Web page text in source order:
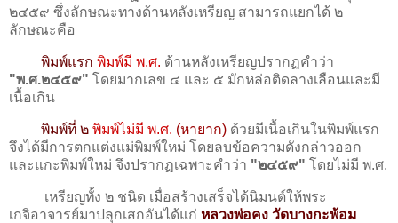
๒๔๕๙ ซึ่งลักษณะทางด้านหลังเหรียญ สามารถแยกได้ ๒
ลักษณะคือ
พิมพ์แรก พิมพ์มี พ.ศ. ด้านหลังเหรียญปรากฏคำว่า
"พ.ศ.๒๔๕๙" โดยมากเลข ๔ และ ๕ มักหล่อติดลางเลือนและมี
เนื้อเกิน
พิมพ์ที่ ๒ พิมพ์ไม่มี พ.ศ. (หายาก) ด้วยมีเนื้อเกินในพิมพ์แรก
จึงได้มีการตกแต่งแม่พิมพ์ใหม่ โดยลบข้อความดังกล่าวออก
และแกะพิมพ์ใหม่ จึงปรากฏเฉพาะคำว่า "๒๔๕๙" โดยไม่มี พ.ศ.
เหรียญทั้ง ๒ ชนิด เมื่อสร้างเสร็จได้นิมนต์ให้พระ
เกจิอาจารย์มาปลุกเสกอันได้แก่ หลวงพ่อคง วัดบางกะพ้อม